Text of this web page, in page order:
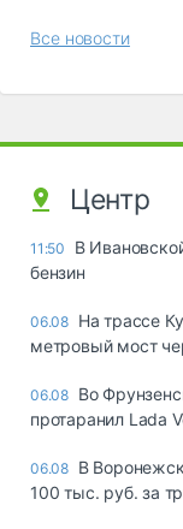
Все новости
Центр
11:50
В
бензин
06.08 На трассе
метровый мост
06.08 Во
протаранил Lada
06.08 В
100 тыс. руб. за